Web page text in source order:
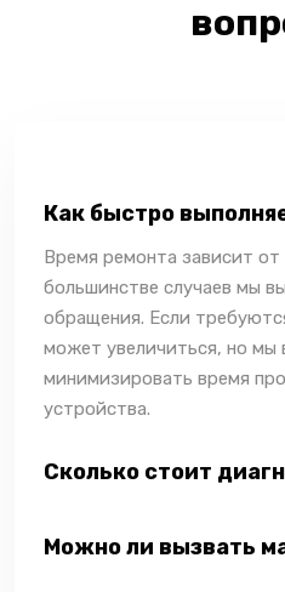
Как быстро
Время ремонта зависит
большинстве случаев мы
обращения. Если
может увеличиться, но мы
минимизировать время
устройства.
Сколько стоит
Можно ли вызвать